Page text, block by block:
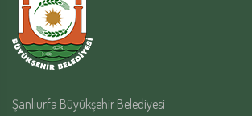
Şanlıurfa Büyükşehir Belediyesi